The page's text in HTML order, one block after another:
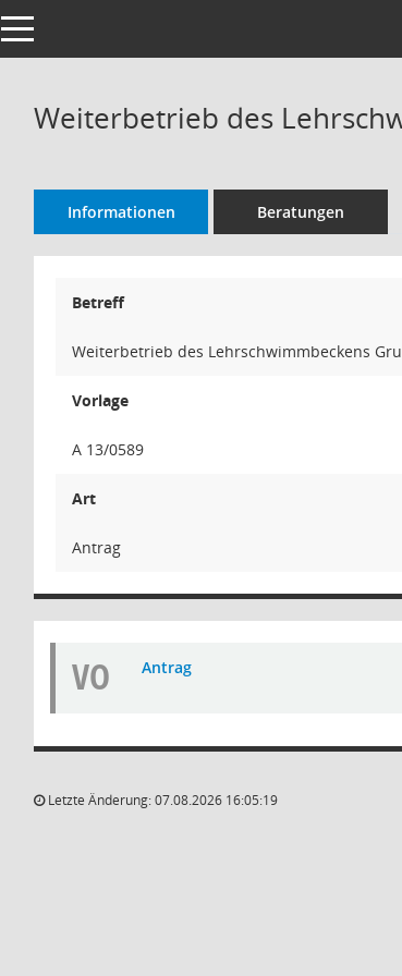
Toggle navigation
Weiterbetrieb des
Informationen Beratungen
Betreff
Weiterbetrieb des Lehrschwimmbeckens
Vorlage
A 13/0589
Art
Antrag
VO Antrag
Letzte Änderung: 07.08.2026 16:05:19